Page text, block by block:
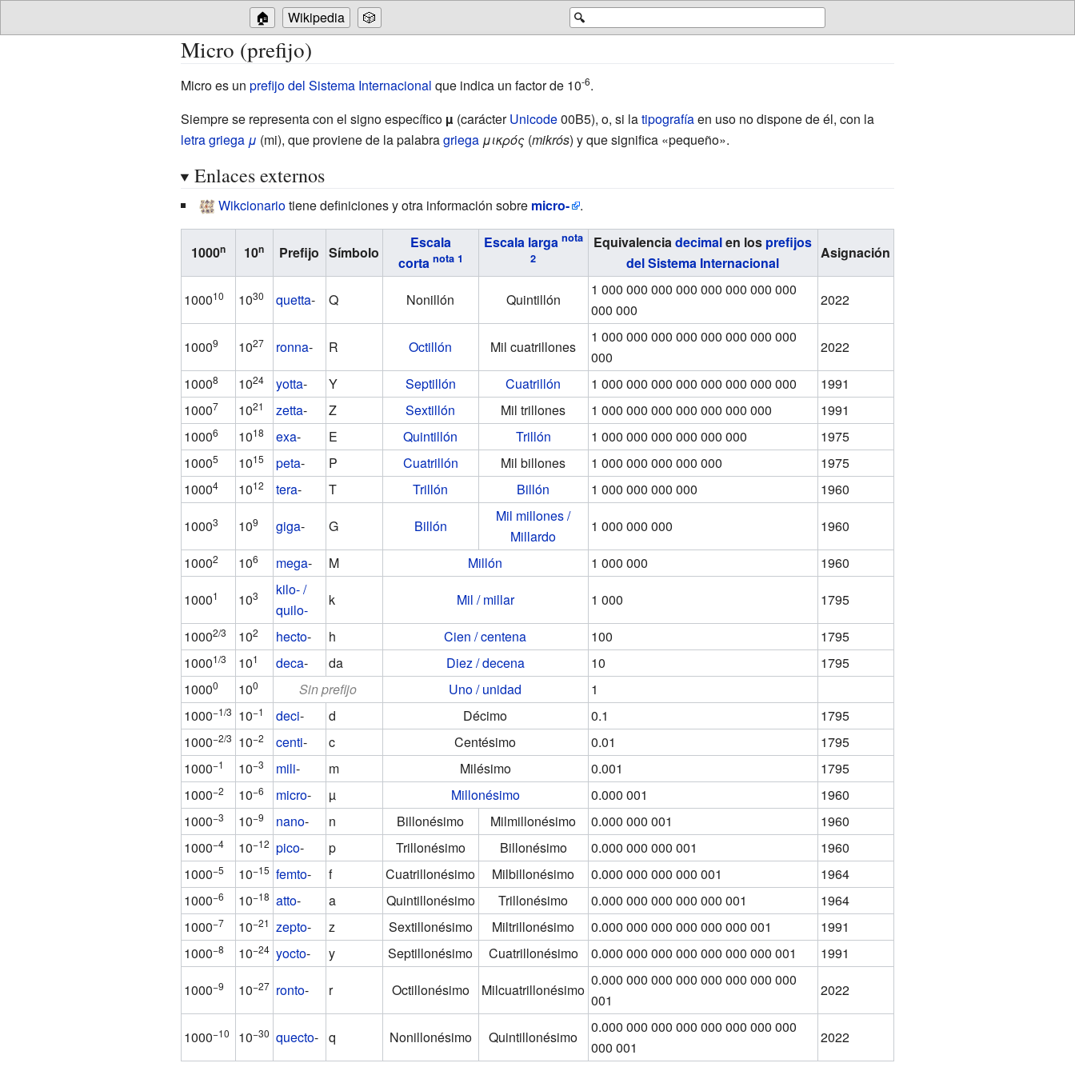
🔍
🏠 Wikipedia 🎲
Micro (prefijo)
Micro es un prefijo del Sistema Internacional que indica un factor de 10-6.
Siempre se representa con el signo específico µ (carácterUnicode00B5), o, si latipografíaen uso no dispone de él, con la
letra griega μ (mi), que proviene de la palabragriega μικρός(mikrós) y que significa «pequeño».
Enlaces externos
Wikcionariotiene definiciones y otra información sobre micro- .
1000n 10n Prefijo Símbolo
Escala
corta
Escala larga Equivalenciadecimalen los prefijos
del Sistema Internacional
Asignación
100010 1030 quetta- Q Nonillón Quintillón
1 000 000 000 000 000 000 000 000
000 000
2022
10009 1027 ronna- R Octillón Mil cuatrillones
1 000 000 000 000 000 000 000 000
000
2022
10008 1024 yotta- Y Septillón Cuatrillón 1 000 000 000 000 000 000 000 000
1991
10007 1021 zetta- Z Sextillón Mil trillones 1 000 000 000 000 000 000 000
1991
10006 1018 exa- E Quintillón Trillón 1 000 000 000 000 000 000
1975
10005 1015 peta- P Cuatrillón Mil billones 1 000 000 000 000 000
1975
10004 1012 tera- T Trillón Billón 1 000 000 000 000
1960
10003 109 giga- G Billón
Mil millones /
Millardo
1 000 000 000
1960
10002 106 mega- M Millón 1 000 000
1960
10001 103
kilo- /
quilo-
k Mil / millar 1 000
1795
10002/3 102 hecto- h Cien / centena 100
1795
10001/3 101 deca- da Diez / decena 10
1795
10000 100 Sin prefijo Uno / unidad
1
1000−1/3 10−1 deci- d Décimo 0.1
1795
1000−2/3 10−2 centi- c Centésimo 0.01
1795
1000−1 10−3 mili- m Milésimo 0.001
1795
1000−2 10−6 micro- µ Millonésimo 0.000 001
1960
1000−3 10−9 nano- n Billonésimo Milmillonésimo 0.000 000 001
1960
1000−4 10−12 pico- p Trillonésimo Billonésimo 0.000 000 000 001
1960
1000−5 10−15 femto- f Cuatrillonésimo Milbillonésimo 0.000 000 000 000 001
1964
1000−6 10−18 atto- a Quintillonésimo Trillonésimo 0.000 000 000 000 000 001
1964
1000−7 10−21 zepto- z Sextillonésimo Miltrillonésimo 0.000 000 000 000 000 000 001
1991
1000−8 10−24 yocto- y Septillonésimo Cuatrillonésimo 0.000 000 000 000 000 000 000 001
1991
1000−9 10−27 ronto- r Octillonésimo Milcuatrillonésimo
0.000 000 000 000 000 000 000 000
001
2022
1000−10 10−30 quecto- q Nonillonésimo Quintillonésimo
0.000 000 000 000 000 000 000 000
000 001
2022